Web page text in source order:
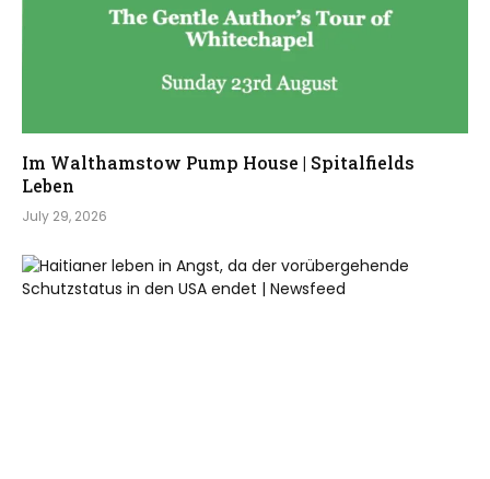
Im Walthamstow Pump House | Spitalfields
Leben
July 29, 2026